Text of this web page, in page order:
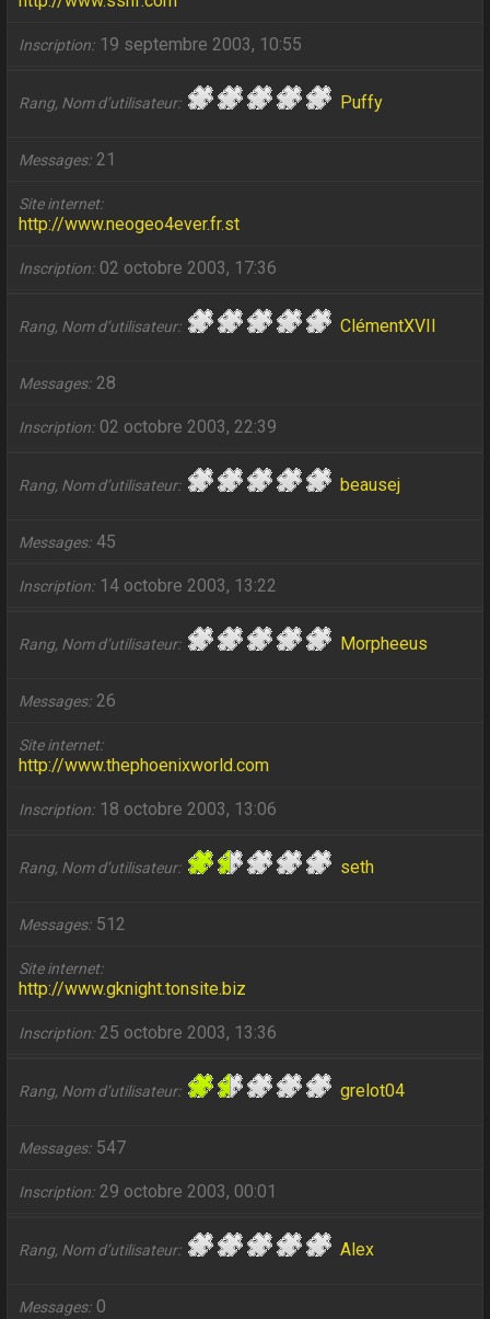
Inscription 19 septembre 2003, 10:55
Rang, Nom d’utilisateur Puffy
Messages 21
Site internet
http://www.neogeo4ever.fr.st
Inscription 02 octobre 2003, 17:36
Rang, Nom d’utilisateur ClémentXVII
Messages 28
Inscription 02 octobre 2003, 22:39
Rang, Nom d’utilisateur beausej
Messages 45
Inscription 14 octobre 2003, 13:22
Rang, Nom d’utilisateur Morpheeus
Messages 26
Site internet
http://www.thephoenixworld.com
Inscription 18 octobre 2003, 13:06
Rang, Nom d’utilisateur seth
Messages 512
Site internet
http://www.gknight.tonsite.biz
Inscription 25 octobre 2003, 13:36
Rang, Nom d’utilisateur grelot04
Messages 547
Inscription 29 octobre 2003, 00:01
Rang, Nom d’utilisateur Alex
Messages 0